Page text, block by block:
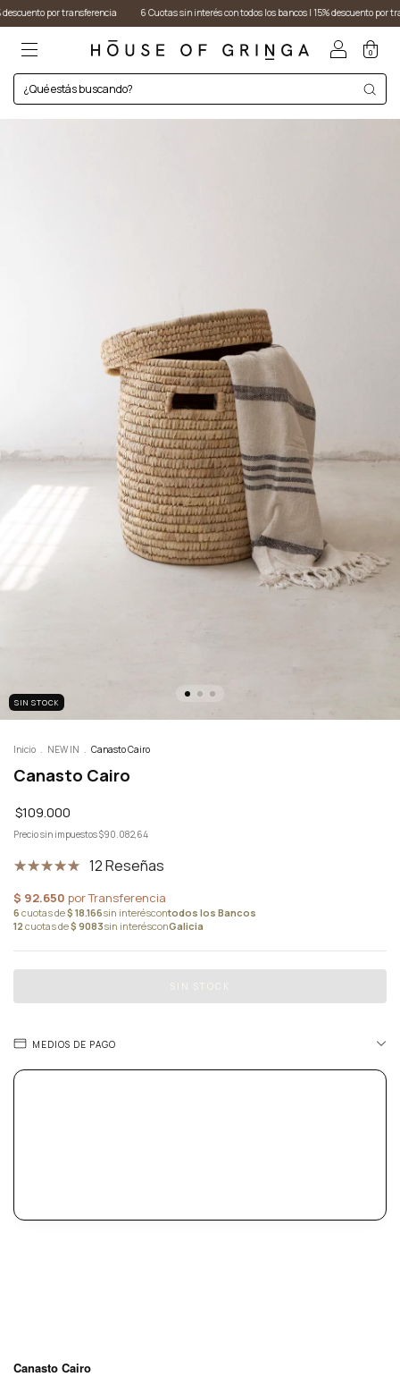
por transferencia 6 Cuotas sin interés con todos los bancos I 15% descuento por transferencia
0
SIN STOCK
Inicio . NEW IN . Canasto Cairo
Canasto Cairo
$109.000
Precio sin impuestos$90.082,64
12 Reseñas
MEDIOS DE PAGO
Canasto Cairo